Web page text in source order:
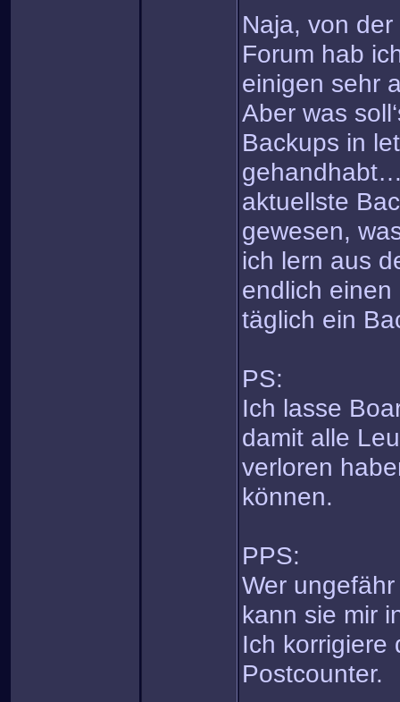
Naja, von
Forum hab
einigen sehr
Aber was
Backups in
aktuellste
gewesen,
ich lern aus
endlich
täglich ein
PS:
Ich lasse
damit alle
verloren
können.
PPS:
Wer
kann sie mir
Ich korrigiere
Postcounter.